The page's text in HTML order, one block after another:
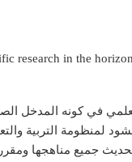
research in the
في كونه المدخل
لمنظومة التربية
جميع مناهجها